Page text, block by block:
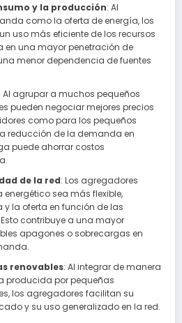
y la producción: Al
como la oferta de energía, los
uso más eficiente de los recursos
en una mayor penetración de
menor dependencia de fuentes
Al agrupar a muchos pequeños
pueden negociar mejores precios
como para los pequeños
reducción de la demanda en
puede ahorrar costos
de la red: Los agregadores
sea más flexible,
la oferta en función de las
contribuye a una mayor
apagones o sobrecargas en
renovables: Al integrar de manera
producida por pequeñas
los agregadores facilitan su
y su uso generalizado en la red.